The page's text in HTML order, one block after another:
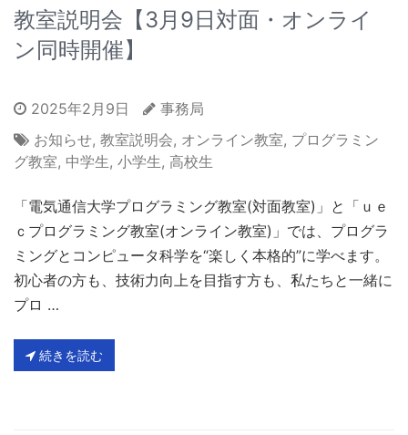
教室説明会【3月9日対面・オンライ
ン同時開催】
2025年2月9日
事務局
お知らせ, 教室説明会, オンライン教室, プログラミン
グ教室, 中学生, 小学生, 高校生
「電気通信大学プログラミング教室(対面教室)」と「ｕｅ
ｃプログラミング教室(オンライン教室)」では、プログラ
ミングとコンピュータ科学を“楽しく本格的”に学べます。
初心者の方も、技術力向上を目指す方も、私たちと一緒に
プロ …
続きを読む